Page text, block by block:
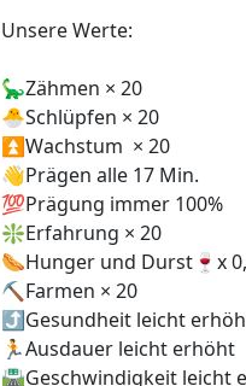
Unsere Werte:
🦕Zähmen × 20
🐣Schlüpfen × 20
⏫Wachstum × 20
👋Prägen alle 17 Min.
💯Prägung immer 100%
❇️Erfahrung × 20
🌭Hunger und Durst🍷x
⛏️Farmen × 20
⤴️Gesundheit leicht
🏃Ausdauer leicht erhöht
🛣️Geschwindigkeit leicht